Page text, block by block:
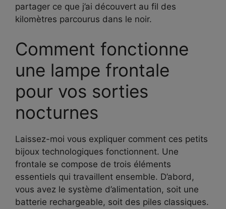
partager ce que j’ai découvert au fil des
kilomètres parcourus dans le noir.
Comment fonctionne
une lampe frontale
pour vos sorties
nocturnes
Laissez-moi vous expliquer comment ces petits
bijoux technologiques fonctionnent. Une
frontale se compose de trois éléments
essentiels qui travaillent ensemble. D’abord,
vous avez le système d’alimentation, soit une
batterie rechargeable, soit des piles classiques.